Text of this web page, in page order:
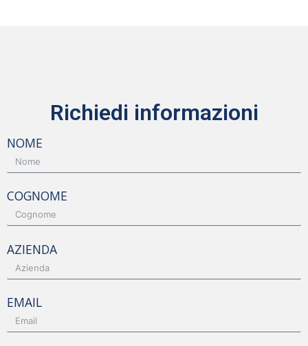
Richiedi informazioni
NOME
COGNOME
AZIENDA
EMAIL